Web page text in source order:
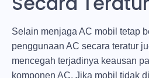
Selain menjaga AC mobil tetap
penggunaan AC secara teratur
mencegah terjadinya keausan
komponen AC. Jika mobil tidak